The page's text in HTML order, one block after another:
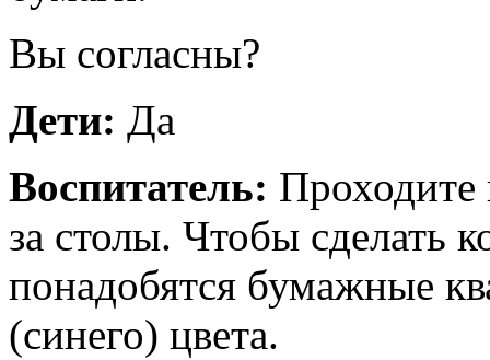
Вы согласны?
Дети: Да
Воспитатель: Проходите
за столы. Чтобы сделать
понадобятся бумажные
(синего) цвета.